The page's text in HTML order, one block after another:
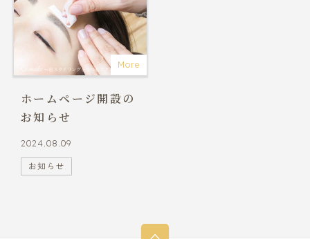
More
ホームページ開設の
お知らせ
2024.08.09
お知らせ